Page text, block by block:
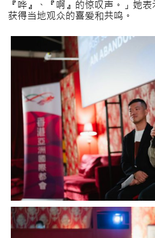
『哗』、『啊』的惊叹声。」她
获得当地观众的喜爱和共鸣。